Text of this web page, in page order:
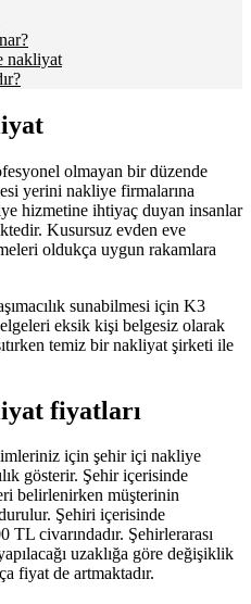
nakliyat
olmayan bir düzende
yerini nakliye firmalarına
hizmetine ihtiyaç duyan insanlar
Kusursuz evden eve
oldukça uygun rakamlara
sunabilmesi için K3
eksik kişi belgesiz olarak
temiz bir nakliyat şirketi ile
fiyatları
için şehir içi nakliye
gösterir. Şehir içerisinde
belirlenirken müşterinin
Şehiri içerisinde
TL civarındadır. Şehirlerarası
uzaklığa göre değişiklik
fiyat de artmaktadır.